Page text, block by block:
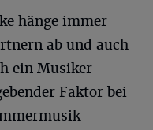
hänge immer
ab und auch
ein Musiker
Faktor bei